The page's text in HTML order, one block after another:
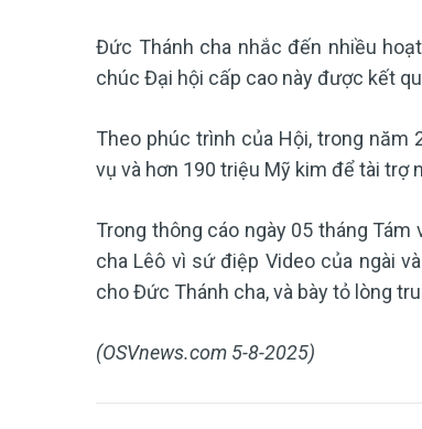
Đức Thánh cha nhắc đến nhiều
chúc Đại hội cấp cao này được kết
Theo phúc trình của Hội, trong năm
vụ và hơn 190 triệu Mỹ kim để tài trợ
Trong thông cáo ngày 05 tháng
cha Lêô vì sứ điệp Video của ngài
cho Đức Thánh cha, và bày tỏ lòng
(OSVnews.com 5-8-2025)